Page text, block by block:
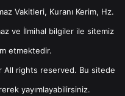
Vakitleri, Kuranı Kerim, Hz.
ve İlmihal bilgiler ile sitemiz
etmektedir.
rights reserved. Bu sitede
yayımlayabilirsiniz.